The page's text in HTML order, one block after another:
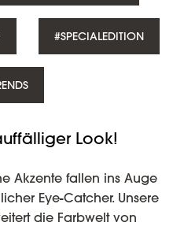
#SPECIALEDITION
Look!
Akzente fallen ins Auge
Eye-Catcher. Unsere
die Farbwelt von